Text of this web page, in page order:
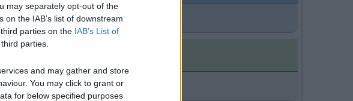
may separately opt-out of the
the IAB’s list of downstream
parties on the IAB’s List of
parties.
and may gather and store
You may click to grant or
for below specified purposes
Ciao